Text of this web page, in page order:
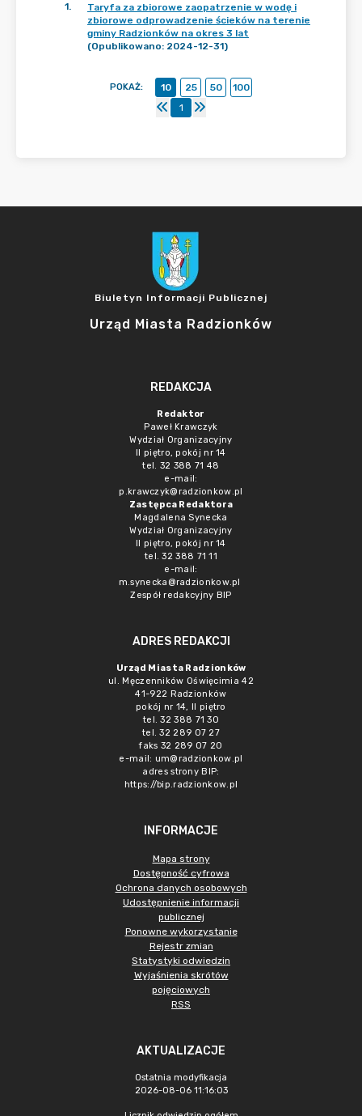
1.
Taryfa za zbiorowe zaopatrzenie w wodę i
zbiorowe odprowadzenie ścieków na terenie
gminy Radzionków na okres 3 lat
(Opublikowano: 2024-12-31)
POKAŻ: 10 25 50
100
1
Biuletyn Informacji Publicznej
Urząd Miasta Radzionków
REDAKCJA
Redaktor
Paweł Krawczyk
Wydział Organizacyjny
II piętro, pokój nr 14
tel. 32 388 71 48
e-mail:
p.krawczyk@radzionkow.pl
Zastępca Redaktora
Magdalena Synecka
Wydział Organizacyjny
II piętro, pokój nr 14
tel. 32 388 71 11
e-mail:
m.synecka@radzionkow.pl
Zespół redakcyjny BIP
ADRES REDAKCJI
Urząd Miasta Radzionków
ul. Męczenników Oświęcimia 42
41-922 Radzionków
pokój nr 14, II piętro
tel. 32 388 71 30
tel. 32 289 07 27
faks 32 289 07 20
e-mail: um@radzionkow.pl
adres strony BIP:
https://bip.radzionkow.pl
INFORMACJE
Mapa strony
Dostępność cyfrowa
Ochrona danych osobowych
Udostępnienie informacji
publicznej
Ponowne wykorzystanie
Rejestr zmian
Statystyki odwiedzin
Wyjaśnienia skrótów
pojęciowych
RSS
AKTUALIZACJE
Ostatnia modyfikacja
2026-08-06 11:16:03